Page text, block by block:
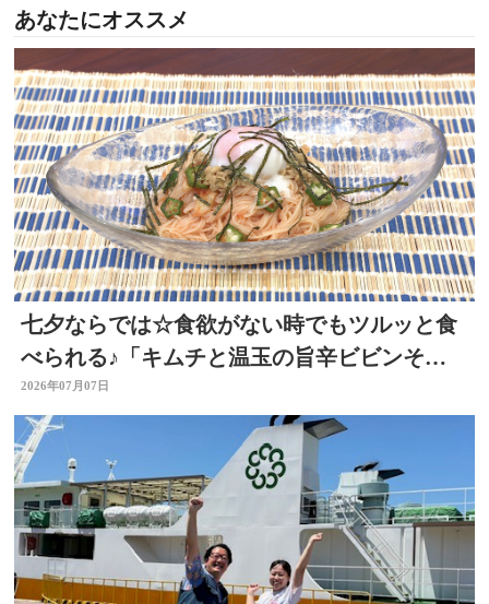
あなたにオススメ
七夕ならでは☆食欲がない時でもツルッと食
べられる♪「キムチと温玉の旨辛ビビンそう
めん」 ～開店！キッチン別府ちゃん～
2026年07月07日